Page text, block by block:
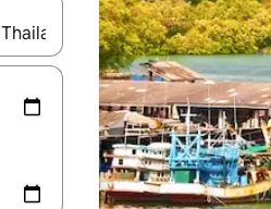
vers le haut et vers le bas